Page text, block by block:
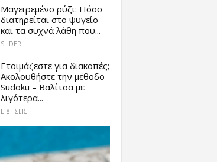
Μαγειρεμένο ρύζι: Πόσο
διατηρείται στο ψυγείο
και τα συχνά λάθη που...
SLIDER
Ετοιμάζεστε για διακοπές;
Ακολουθήστε την μέθοδο
Sudoku – Βαλίτσα με
λιγότερα...
ΕΙΔΗΣΕΙΣ